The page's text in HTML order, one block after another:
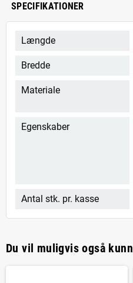
SPECIFIKATIONER
Længde
Bredde
Materiale
Egenskaber
Antal stk. pr. kasse
Du vil muligvis også